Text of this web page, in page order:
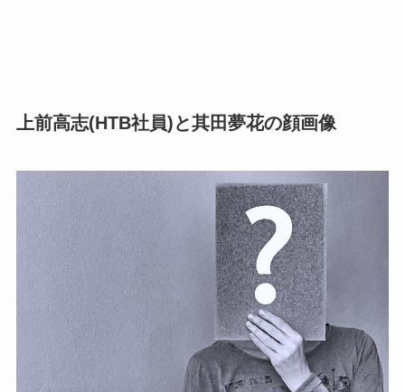
上前高志(HTB社員)と其田夢花の顔画像